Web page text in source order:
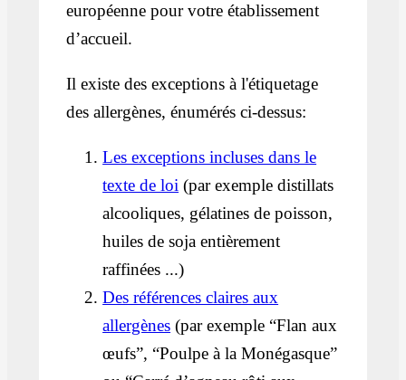
européenne pour votre établissement
d’accueil.
Il existe des exceptions à l'étiquetage
des allergènes, énumérés ci-dessus:
Les exceptions incluses dans le
texte de loi (par exemple distillats
alcooliques, gélatines de poisson,
huiles de soja entièrement
raffinées ...)
Des références claires aux
allergènes (par exemple “Flan aux
œufs”, “Poulpe à la Monégasque”